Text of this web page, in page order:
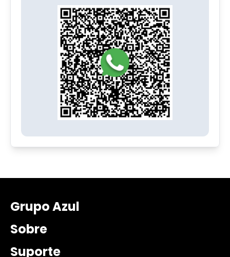
Grupo Azul
Sobre
Suporte